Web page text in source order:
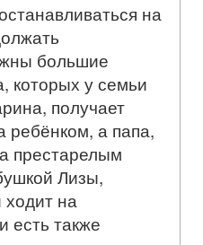
на
большие
которых у семьи
получает
ребёнком, а папа,
престарелым
Лизы,
ходит на
есть также